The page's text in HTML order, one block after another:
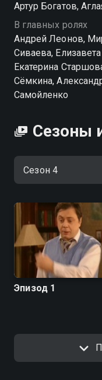
Артур Богатов,
В главных ролях
Андрей Леонов,
Сиваева,
Екатерина
Сёмкина,
Самойленко
Сезоны
Эпизод 1